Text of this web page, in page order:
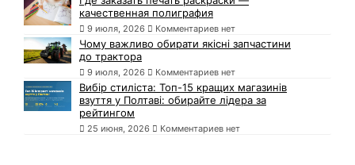
качественная полиграфия
9 июля, 2026 Комментариев нет
Чому важливо обирати якісні запчастини
до трактора
9 июля, 2026 Комментариев нет
Вибір стиліста: Топ-15 кращих магазинів
взуття у Полтаві: обирайте лідера за
рейтингом
25 июня, 2026 Комментариев нет